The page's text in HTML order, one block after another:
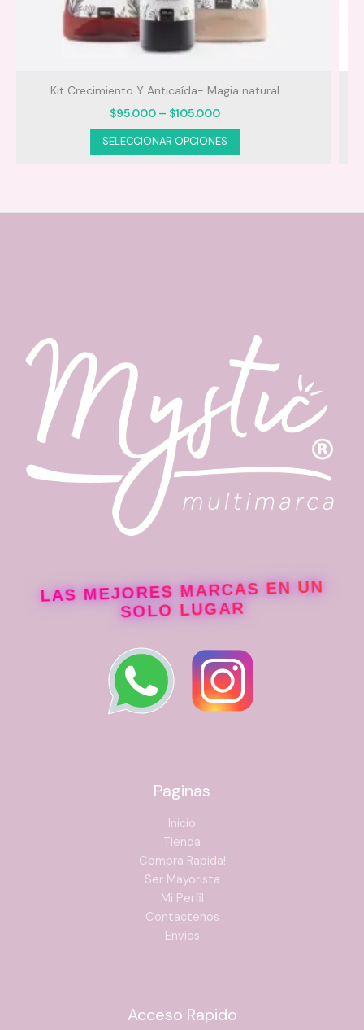
Frutastica Banana Skala
$30.000
AÑADIR AL CARRITO
LAS MEJORES MARCAS EN UN
SOLO LUGAR
Paginas
Inicio
Tienda
Compra Rapida!
Ser Mayorista
Mi Perfil
Contactenos
Envios
Acceso Rapido